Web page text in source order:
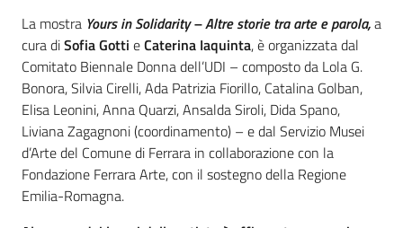
La mostra Yours in Solidarity – Altre storie tra arte e parola,a
cura diSofia Gotti eCaterina Iaquinta, è organizzata dal
Comitato Biennale Donna dell’UDI – composto da Lola G.
Bonora, Silvia Cirelli, Ada Patrizia Fiorillo, Catalina Golban,
Elisa Leonini, Anna Quarzi, Ansalda Siroli, Dida Spano,
Liviana Zagagnoni (coordinamento) – e dal Servizio Musei
d’Arte del Comune di Ferrara in collaborazione con la
Fondazione Ferrara Arte, con il sostegno della Regione
Emilia-Romagna.